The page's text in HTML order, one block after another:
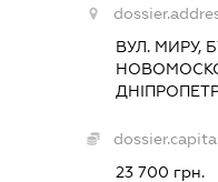
ВУЛ. МИРУ,
23 700 грн.